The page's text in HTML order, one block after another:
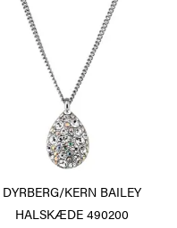
DYRBERG/KERN BAILEY
HALSKÆDE 490200